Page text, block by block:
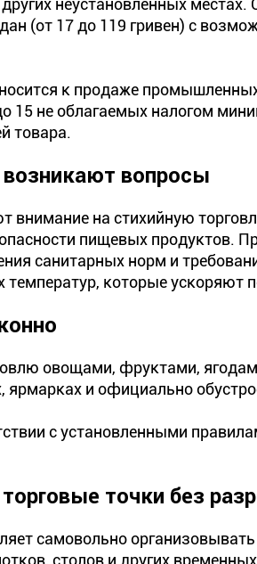
неустановленных
(от 17 до 119 гривен) с
к продаже
15 не облагаемых налогом
товара.
вопросы
на стихийную
пищевых продуктов.
санитарных норм и
которые ускоряют
овощами, фруктами,
и официально
с установленными
точки без
самовольно
столов и других